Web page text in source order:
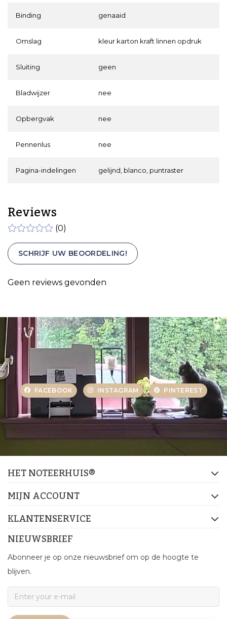
Binding genaaid
Omslag kleur karton kraft linnen opdruk
Sluiting geen
Bladwijzer nee
Opbergvak nee
Pennenlus nee
Pagina-indelingen gelijnd, blanco, puntraster
Reviews
(0)
SCHRIJF UW BEOORDELING!
Geen reviews gevonden
FACEBOOK INSTAGRAM PINTEREST
HET NOTEERHUIS®
MIJN ACCOUNT
KLANTENSERVICE
NIEUWSBRIEF
Abonneer je op onze nieuwsbrief om op de hoogte te
blijven.